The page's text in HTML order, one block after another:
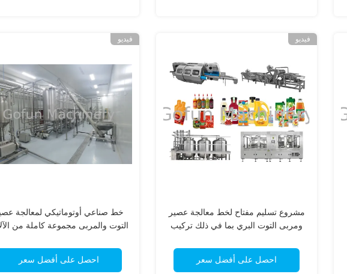
فيديو
خط صناعي أوتوماتيكي لمعالجة
التوت والمربى مجموعة كاملة من
احصل على أفضل سعر
فيديو
مشروع تسليم مفتاح لخط معالجة عصير
ومربى التوت البري بما في ذلك تركيب
احصل على أفضل سعر